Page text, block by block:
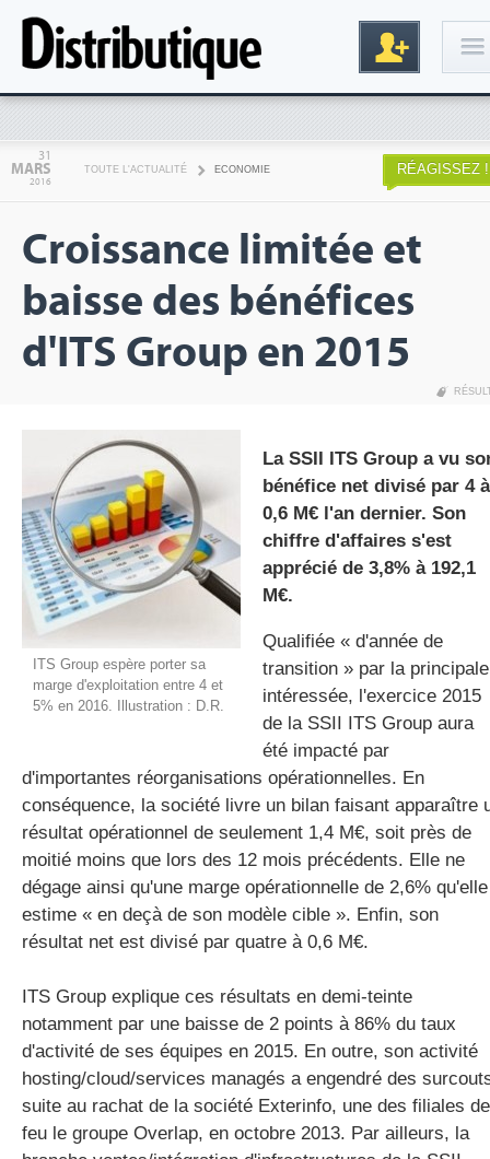
Inscription
gratuite
31
MARS
2016
TOUTE L'ACTUALITÉ ECONOMIE RÉAGISSEZ !
Croissance limitée et
baisse des bénéfices
d'ITS Group en 2015
ITS Group espère porter sa
marge d'exploitation entre 4 et
5% en 2016. Illustration : D.R.
La SSII ITS Group a vu
bénéfice net divisé par 4 à
0,6 M€ l'an dernier. Son
chiffre d'affaires s'est
apprécié de 3,8% à 192,1
M€.
Qualifiée « d'année de
transition » par la principale
intéressée, l'exercice 2015
de la SSII ITS Group aura
été impacté par
d'importantes réorganisations opérationnelles. En
conséquence, la société livre un bilan faisant apparaître
résultat opérationnel de seulement 1,4 M€, soit près de
moitié moins que lors des 12 mois précédents. Elle ne
dégage ainsi qu'une marge opérationnelle de 2,6% qu'elle
estime « en deçà de son modèle cible ». Enfin, son
résultat net est divisé par quatre à 0,6 M€.
ITS Group explique ces résultats en demi-teinte
notamment par une baisse de 2 points à 86% du taux
d'activité de ses équipes en 2015. En outre, son activité
hosting/cloud/services managés a engendré des
suite au rachat de la société Exterinfo, une des filiales de
feu le groupe Overlap, en octobre 2013. Par ailleurs, la